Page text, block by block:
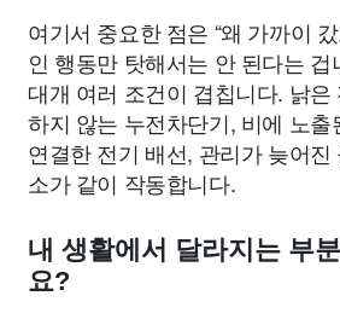
여기서 중요한 점은 “왜 가까이
인 행동만 탓해서는 안 된다는
대개 여러 조건이 겹칩니다. 낡
하지 않는 누전차단기, 비에 노출
연결한 전기 배선, 관리가 늦어진
소가 같이 작동합니다.
내 생활에서 달라지는 부
요?